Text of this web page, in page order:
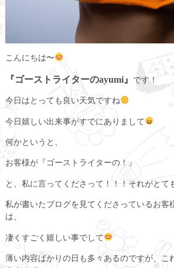
こんにちは〜
『ゴーストライターのayumi』 です！
今日はとっても良い天気ですね
今日嬉しい出来事がすでにありまして
何かというと、
お客様が『ゴーストライターの！』
と、私に言ってくださって！！！それがとて
私が書いたブログを見てくださっているお客
は、
凄くすごく嬉しい事でして
薄い内容ばかりの日も多々あるのですが、こ